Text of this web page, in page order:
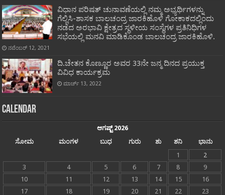
ವಿಧಾನ ಪರಿಷತ್ ಚುನಾವಣೆಯಲ್ಲಿ ನಮ್ಮ ಅಭ್ಯರ್ಥಿಗಳನ್ನು
ಗೆಲ್ಲಿಸಿ-ಶಾಸಕ ಬಾಲಚಂದ್ರ ಜಾರಕಿಹೊಳಿ ಗೋಕಾಕದಲ್ಲಿಂದು
ನಡೆದ ಅರಭಾವಿ ಕ್ಷೇತ್ರದ ಸ್ಥಳೀಯ ಸಂಸ್ಥೆಗಳ ಪ್ರತಿನಿಧಿಗಳ
ಸಭೆಯಲ್ಲಿ ಮನವಿ ಮಾಡಿಕೊಂಡ ಬಾಲಚಂದ್ರ ಜಾರಕಿಹೊಳಿ.
ನವೆಂಬರ್ 12, 2021
ದಿ.ಚೇತನ ಕೊಣ್ಣೂರ ಅವರ 33ನೇ ಜನ್ಮ ದಿನದ ಪ್ರಯುಕ್ತ
ವಿವಿಧ ಕಾರ್ಯಕ್ರಮ
ಮಾರ್ಚ್ 13, 2022
Calendar
ಆಗಷ್ಟ್ 2026
ಸೋಮ
ಮಂಗಳ ಬುಧ ಗುರು ಶು ಶನಿ
ಭಾನು
1
2
3
4 5 6 7 8
9
10
11 12 13 14 15
16
17
18 19 20 21 22
23